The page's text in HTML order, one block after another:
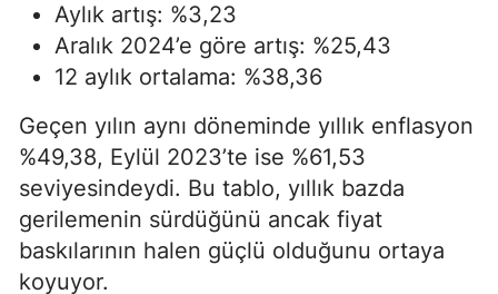
Aylık artış: %3,23
Aralık 2024’e göre artış: %25,43
12 aylık ortalama: %38,36
Geçen yılın aynı döneminde yıllık enflasyon
%49,38, Eylül 2023’te ise %61,53
seviyesindeydi. Bu tablo, yıllık bazda
gerilemenin sürdüğünü ancak fiyat
baskılarının halen güçlü olduğunu ortaya
koyuyor.